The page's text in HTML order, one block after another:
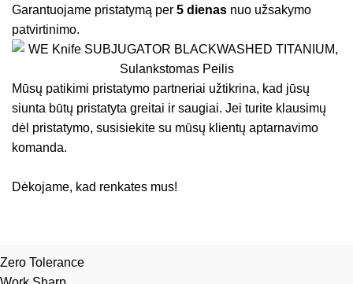
Garantuojame pristatymą per5 dienas nuo užsakymo
patvirtinimo.
Mūsų patikimi pristatymo partneriai užtikrina, kad jūsų
siunta būtų pristatyta greitai ir saugiai. Jei turite klausimų
dėl pristatymo, susisiekite su mūsų klientų aptarnavimo
komanda.
Dėkojame, kad renkates mus!
Zero Tolerance